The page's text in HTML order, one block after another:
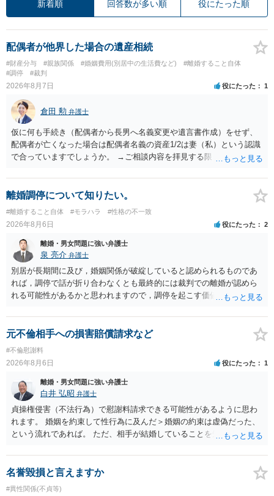
新着順 回答数が多い順 役にたった順
配偶者が他界した場合の遺産相続
#財産分与 #親族関係 #婚姻費用(別居中の生活費など)
#離婚すること自体
#調停
#裁判
2026年8月7日 役にたった 1
倉田 勲 弁護士
仮に何も手続き（配偶者から長男へ名義変更や遺言書作成）をせず、
配偶者が亡くなった場合は配偶者名義の資産1/2は妻（私）という認識
で合っていますでしょうか。 →ご相談内容を拝見する限りでは、その
完全に所有する場合は、他の相続人に対して自宅の評価額の１/２の代
償金の支払いが必要になります。
離婚調停について知りたい。
#離婚すること自体 #モラハラ #性格の不一致
2026年8月6日 役にたった 2
離婚・男女問題に強い弁護士
泉 亮介 弁護士
別居が長期間に及び，婚姻関係が破綻していると認められるものであ
れば，調停で話が折り合わなくとも最終的には裁判での離婚が認めら
れる可能性があるかと思われますので，調停を起こす価値はあるよう
は調停が成立するということはないため，相手が合意するメリットを
だしてでも調停で終わらせるよう努めるのか，裁判離婚を見据えて調
停での離婚に固執しないかいずれかの対応は必要となるかと思われま
す。 お一人で対応するのは難しい側面もありますので弁護士を立てる
ことを検討されると良いかと思われます。
元不倫相手への損害賠償請求など
#不倫慰謝料
2026年8月6日 役にたった 1
離婚・男女問題に強い弁護士
白井 弘昭 弁護士
貞操権侵害（不法行為）で慰謝料請求できる可能性があるように思わ
れます。 婚姻を約束して性行為に及んだ＞婚姻の約束は虚偽だった、
という流れであれば。 ただ、相手が結婚していることを知って行為に
性も認められそうですので、あまり慰謝料は高額にならないように思
われます。 一度、最寄りの弁護士に相談してみてください。
名誉毀損と言えますか
#異性関係(不貞等)